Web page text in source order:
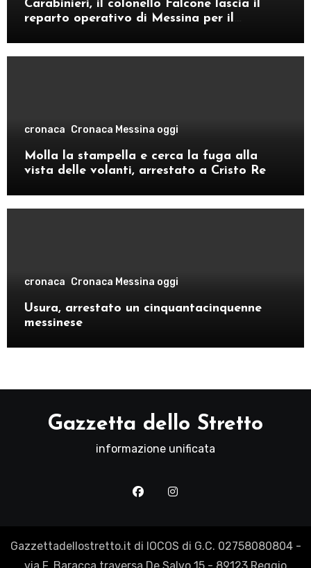
Carabinieri, il colonello Falcone lascia il
reparto operativo di Messina per il
cronaca Cronaca Messina oggi
Molla la stampella e cerca la fuga alla
vista delle volanti, arrestato a Cristo Re
cronaca Cronaca Messina oggi
Usura, arrestato un cinquantacinquenne
messinese
Gazzetta dello Stretto
informazione unificata
Gazzettadellostretto.it di IOCOS di G.C. 02758080804 -
via F. Baracca traversa De Salvo 15 - 89123 Reggio